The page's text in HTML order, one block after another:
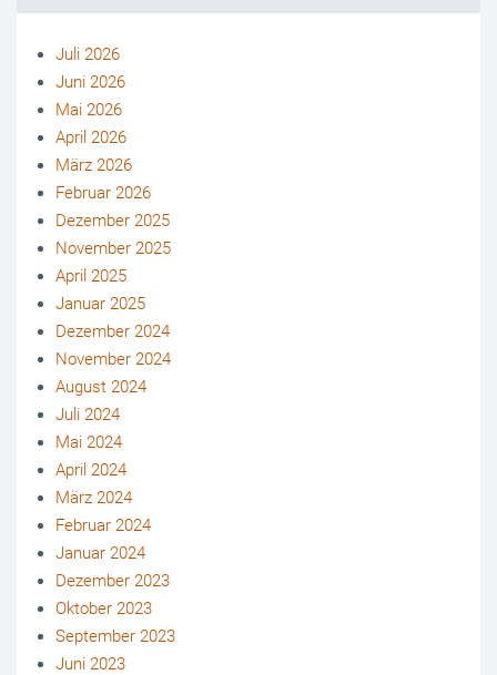
Juli 2026
Juni 2026
Mai 2026
April 2026
März 2026
Februar 2026
Dezember 2025
November 2025
April 2025
Januar 2025
Dezember 2024
November 2024
August 2024
Juli 2024
Mai 2024
April 2024
März 2024
Februar 2024
Januar 2024
Dezember 2023
Oktober 2023
September 2023
Juni 2023